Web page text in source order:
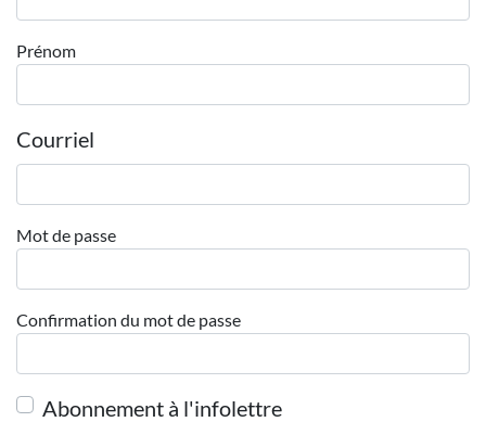
Prénom
Courriel
Mot de passe
Confirmation du mot de passe
Abonnement à l'infolettre